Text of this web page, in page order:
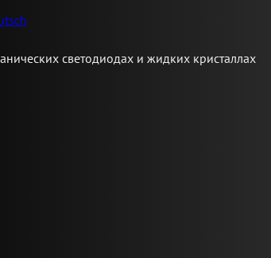
светодиодах и жидких кристаллах